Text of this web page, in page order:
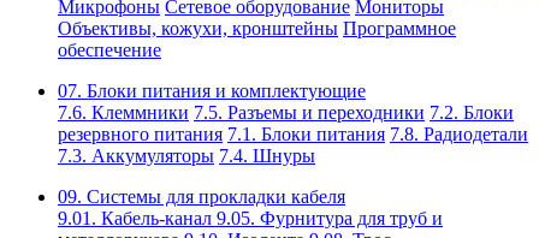
Микрофоны Сетевое оборудование Мониторы
Объективы, кожухи, кронштейны Программное
обеспечение
07. Блоки питания и комплектующие
7.6. Клеммники 7.5. Разъемы и переходники 7.2. Блоки
резервного питания 7.1. Блоки питания 7.8. Радиодетали
7.3. Аккумуляторы 7.4. Шнуры
09. Системы для прокладки кабеля
9.01. Кабель-канал 9.05. Фурнитура для труб и